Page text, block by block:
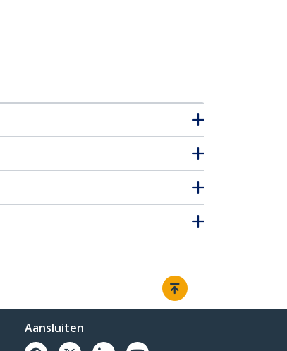
Aansluiten